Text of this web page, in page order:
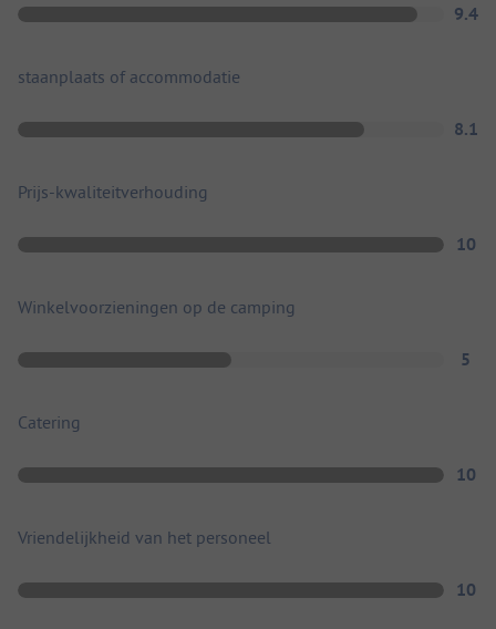
9.4
staanplaats of accommodatie
8.1
Prijs-kwaliteitverhouding
10
Winkelvoorzieningen op de camping
5
Catering
10
Vriendelijkheid van het personeel
10